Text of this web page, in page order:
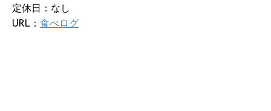
定休日：なし
URL： 食べログ